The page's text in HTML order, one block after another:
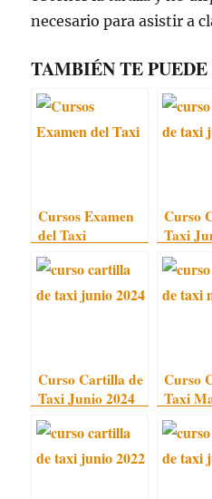
necesario para asistir a
TAMBIÉN TE
Cursos Examen
del Taxi
Curso
Taxi
Curso Cartilla de
Taxi Junio 2024
Curso
Taxi